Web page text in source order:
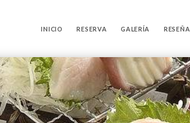
INICIO RESERVA GALERÍA RESEÑA